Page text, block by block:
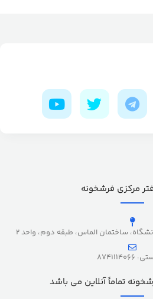
مرکزی فرشخونه
ساختمان الماس، طبقه دوم، واحد 2
تماماً آنلاین می باشد